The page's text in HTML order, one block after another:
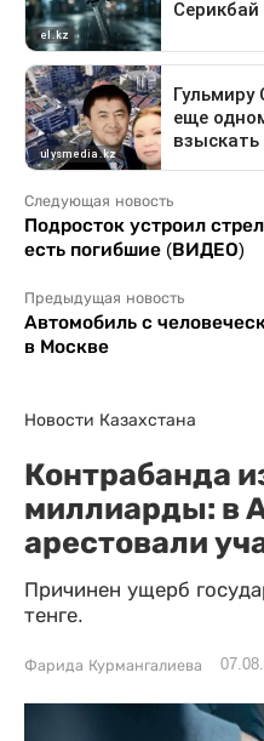
Следующая новость
Подросток устроил
есть погибшие (ВИДЕО)
Предыдущая новость
Автомобиль с
в Москве
Новости Казахстана
Контрабанда
миллиарды: в
арестовали
Причинен ущерб
тенге.
Фарида Курмангалиева